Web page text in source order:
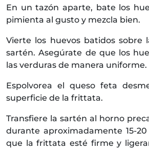
En un tazón aparte, bate los
pimienta al gusto y mezcla bien.
Vierte los huevos batidos sobre
sartén. Asegúrate de que los
las verduras de manera uniforme.
Espolvorea el queso feta
superficie de la frittata.
Transfiere la sartén al horno
durante aproximadamente 15-
que la frittata esté firme y